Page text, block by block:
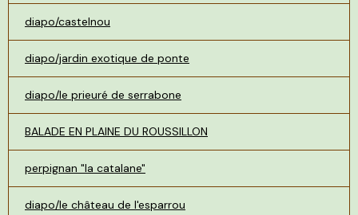
diapo/castelnou
diapo/jardin exotique de ponte
diapo/le prieuré de serrabone
BALADE EN PLAINE DU ROUSSILLON
perpignan "la catalane"
diapo/le château de l'esparrou